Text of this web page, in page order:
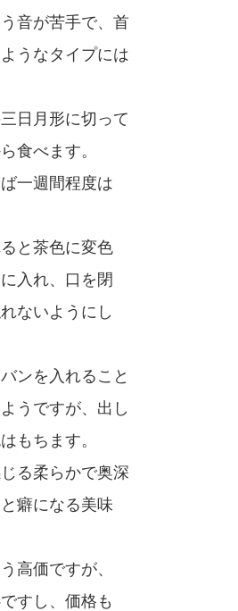
音が苦手で、首
うなタイプには
日月形に切って
食べます。
一週間程度は
と茶色に変色
入れ、口を閉
ないようにし
ンを入れること
うですが、出し
もちます。
る柔らかで奥深
癖になる美味
高価ですが、
すし、価格も